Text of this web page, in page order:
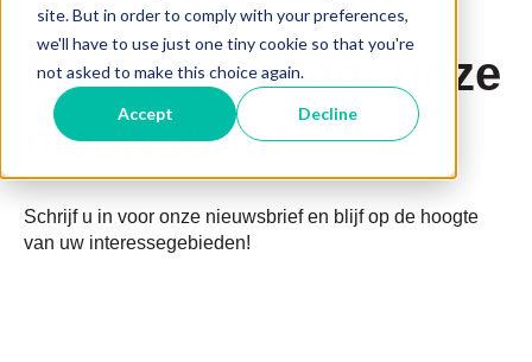
site. But in order to comply with your preferences,
we'll have to use just one tiny cookie so that you're
not asked to make this choice again.
Accept Decline
Meld u aan voor onze
nieuwsbrief
Schrijf u in voor onze nieuwsbrief en blijf op de hoogte
van uw interessegebieden!